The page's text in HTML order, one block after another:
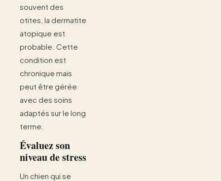
souvent des
otites, la dermatite
atopique est
probable. Cette
condition est
chronique mais
peut être gérée
avec des soins
adaptés sur le long
terme.
Évaluez son
niveau de stress
Un chien qui se